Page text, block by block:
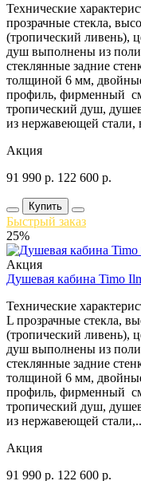
Технические
прозрачные стекла,
(тропический ливень),
душ выполнены из
стеклянные задние
толщиной 6 мм,
профиль, фирменный
тропический душ,
из нержавеющей стали,
Акция
91 990 р. 122 600 р.
Купить
Быстрый заказ
25%
Акция
Душевая кабина Timo
Технические
L прозрачные стекла,
(тропический ливень),
душ выполнены из
стеклянные задние
толщиной 6 мм,
профиль, фирменный
тропический душ,
из нержавеющей стали,..
Акция
91 990 р. 122 600 р.